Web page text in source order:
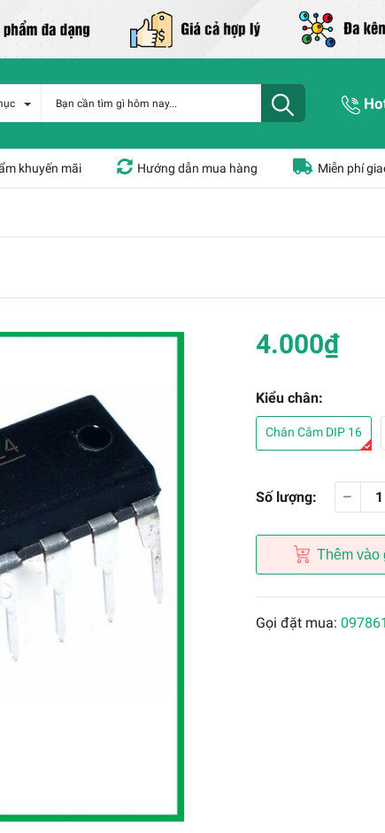
khuyến mãi Hướng dẫn mua hàng Miễn phí
4.000₫
Kiểu chân:
Chân Cắm DIP 16
Số lượng:
Thêm vào
Gọi đặt mua: